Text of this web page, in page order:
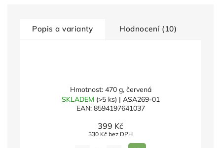
Popis a varianty Hodnocení (10)
Hmotnost: 470 g, červená
SKLADEM (>5 ks) | ASA269-01
EAN: 8594197641037
399 Kč
330 Kč bez DPH